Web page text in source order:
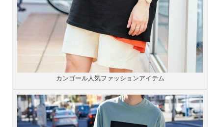
カンゴール人気ファッションアイテム